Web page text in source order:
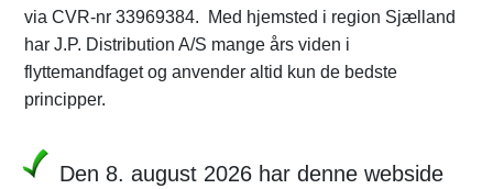
via CVR-nr 33969384. Med hjemsted i region Sjælland
har J.P. Distribution A/S mange års viden i
flyttemandfaget og anvender altid kun de bedste
principper.
Den 8. august 2026 har denne webside